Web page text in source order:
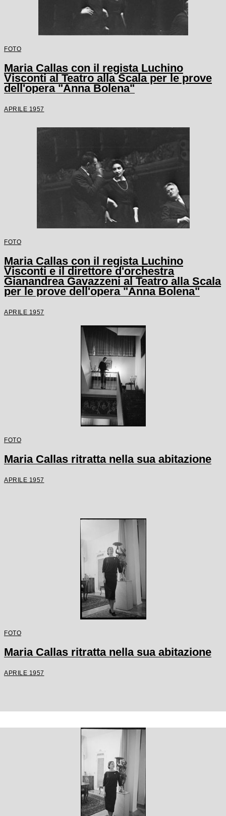
FOTO
Maria Callas con il regista Luchino
Visconti al Teatro alla Scala per le prove
dell'opera "Anna Bolena"
APRILE 1957
FOTO
Maria Callas con il regista Luchino
Visconti e il direttore d'orchestra
Gianandrea Gavazzeni al Teatro alla Scala
per le prove dell'opera "Anna Bolena"
APRILE 1957
FOTO
Maria Callas ritratta nella sua abitazione
APRILE 1957
FOTO
Maria Callas ritratta nella sua abitazione
APRILE 1957